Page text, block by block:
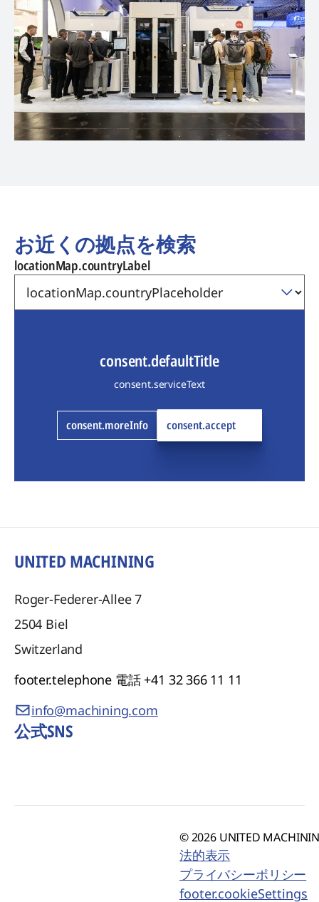
お近くの拠点を検索
locationMap.countryLabel
consent.defaultTitle
consent.serviceText
consent.moreInfo consent.accept
UNITED MACHINING
Roger-Federer-Allee 7
2504 Biel
Switzerland
footer.telephone 電話 +41 32 366 11 11
info@machining.com
公式SNS
© 2026 UNITED
法的表示
プライバシーポリシー
footer.cookieSettings